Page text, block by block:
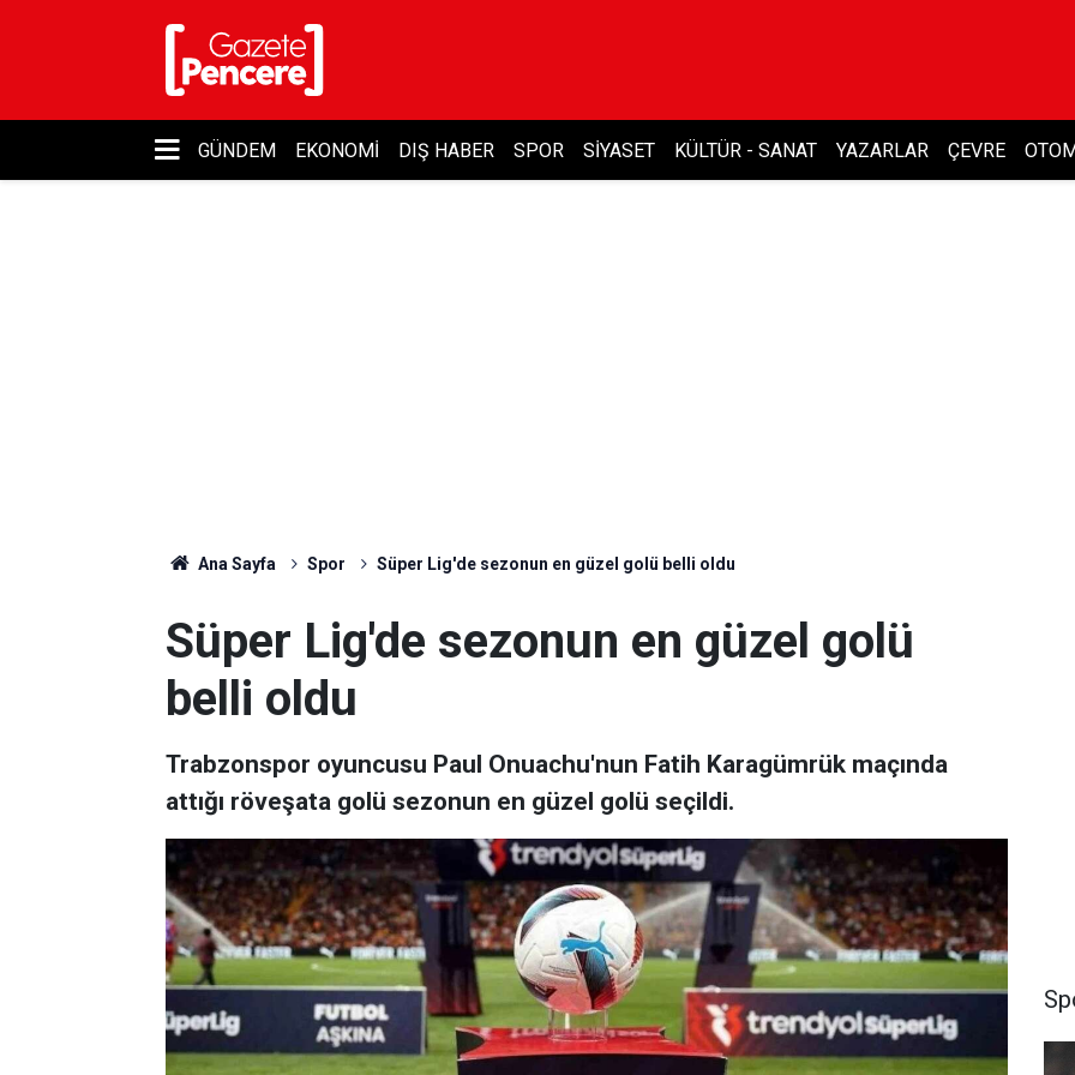
GÜNDEM EKONOMI DIŞ HABER SPOR SIYASET KÜLTÜR - SANAT YAZARLAR ÇEVRE
Ana Sayfa Spor Süper Lig'de sezonun en güzel golü belli oldu
Süper Lig'de sezonun en güzel golü
belli oldu
Trabzonspor oyuncusu Paul Onuachu'nun Fatih Karagümrük maçında
attığı röveşata golü sezonun en güzel golü seçildi.